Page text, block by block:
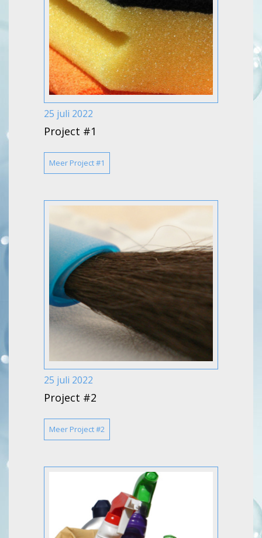
25 juli 2022
Project #1
Meer Project #1
25 juli 2022
Project #2
Meer Project #2